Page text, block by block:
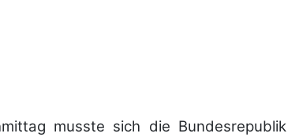
musste sich die Bundesrepublik